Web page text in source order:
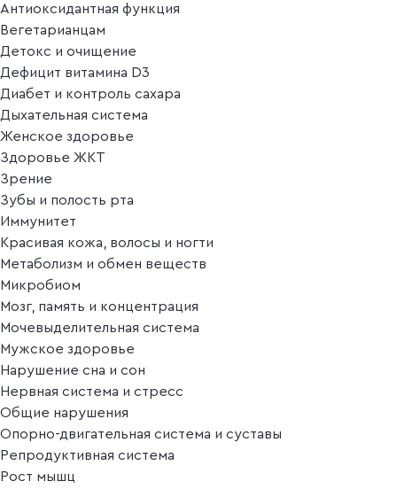
Антиоксидантная функция
Вегетарианцам
Детокс и очищение
Дефицит витамина D3
Диабет и контроль сахара
Дыхательная система
Женское здоровье
Здоровье ЖКТ
Зрение
Зубы и полость рта
Иммунитет
Красивая кожа, волосы и ногти
Метаболизм и обмен веществ
Микробиом
Мозг, память и концентрация
Мочевыделительная система
Мужское здоровье
Нарушение сна и сон
Нервная система и стресс
Общие нарушения
Опорно-двигательная система и суставы
Репродуктивная система
Рост мышц